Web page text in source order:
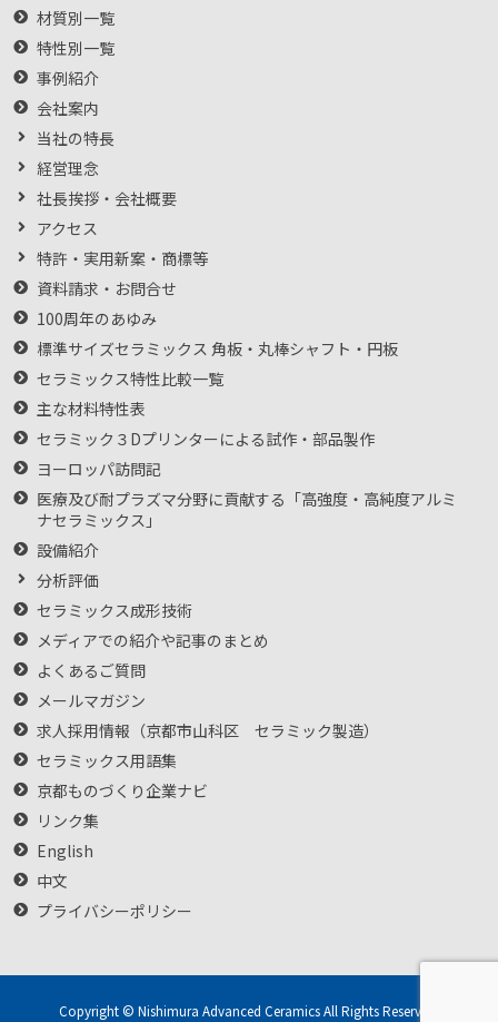
材質別一覧
特性別一覧
事例紹介
会社案内
当社の特長
経営理念
社長挨拶・会社概要
アクセス
特許・実用新案・商標等
資料請求・お問合せ
100周年のあゆみ
標準サイズセラミックス 角板・丸棒シャフト・円板
セラミックス特性比較一覧
主な材料特性表
セラミック３Dプリンターによる試作・部品製作
ヨーロッパ訪問記
医療及び耐プラズマ分野に貢献する「高強度・高純度アルミ
ナセラミックス」
設備紹介
分析評価
セラミックス成形技術
メディアでの紹介や記事のまとめ
よくあるご質問
メールマガジン
求人採用情報（京都市山科区 セラミック製造）
セラミックス用語集
京都ものづくり企業ナビ
リンク集
English
中文
プライバシーポリシー
Copyright © Nishimura Advanced Ceramics All Rights Reserved.